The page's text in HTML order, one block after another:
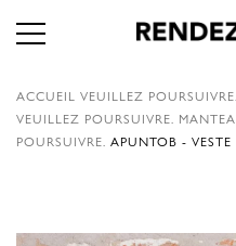
ACCUEIL VEUILLEZ POURSUIVRE.
VEUILLEZ POURSUIVRE.
POURSUIVRE. APUNTOB -